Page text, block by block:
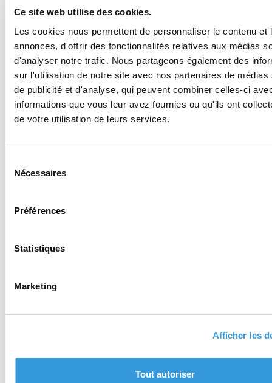
Ce site web utilise des cookies.
Les cookies nous permettent de personnaliser le contenu et
annonces, d'offrir des fonctionnalités relatives aux médias
d'analyser notre trafic. Nous partageons également des
sur l'utilisation de notre site avec nos partenaires de médias
de publicité et d'analyse, qui peuvent combiner celles-ci
informations que vous leur avez fournies ou qu'ils ont
de votre utilisation de leurs services.
Nécessaires
Préférences
Statistiques
Marketing
Afficher les
Tout autoriser
d’évacuation, le chef d’établissement ou son
être annexe au registre de sécurité.
Personnalisation possible à partir de 50
exemplaires (avec votre logo par exemple), nous